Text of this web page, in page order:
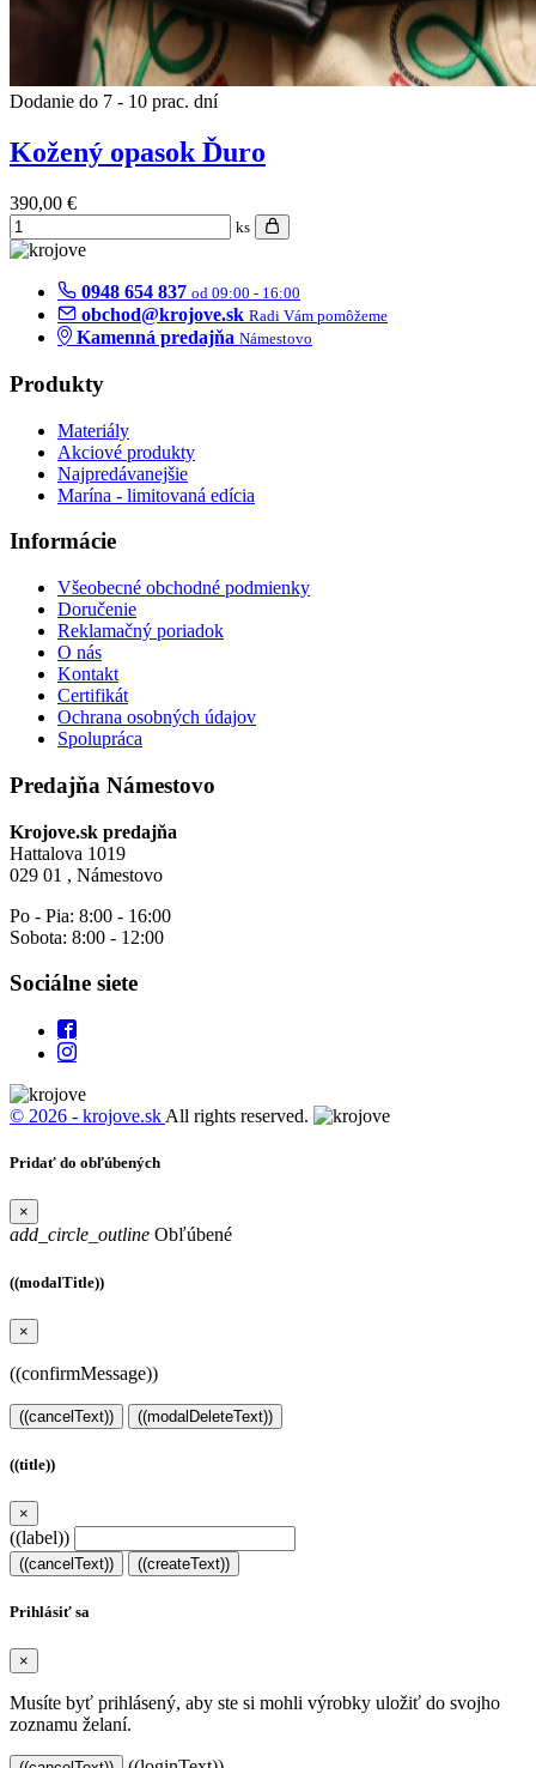
Dodanie do 7 - 10 prac. dní
Kožený opasok Ďuro
390,00 €
ks
0948 654 837 od 09:00 - 16:00
obchod@krojove.sk Radi Vám pomôžeme
Kamenná predajňa Námestovo
Produkty
Materiály
Akciové produkty
Najpredávanejšie
Marína - limitovaná edícia
Informácie
Všeobecné obchodné podmienky
Doručenie
Reklamačný poriadok
O nás
Kontakt
Certifikát
Ochrana osobných údajov
Spolupráca
Predajňa Námestovo
Krojove.sk predajňa
Hattalova 1019
029 01 , Námestovo
Po - Pia: 8:00 - 16:00
Sobota: 8:00 - 12:00
Sociálne siete
© 2026 - krojove.sk All rights reserved.
Pridať do obľúbených
×
add_circle_outline Obľúbené
((modalTitle))
×
((confirmMessage))
((cancelText)) ((modalDeleteText))
((title))
×
((label))
((cancelText)) ((createText))
Prihlásiť sa
×
Musíte byť prihlásený, aby ste si mohli výrobky uložiť do svojho
zoznamu želaní.